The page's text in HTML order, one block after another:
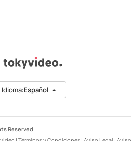
Idioma:Español
Reserved